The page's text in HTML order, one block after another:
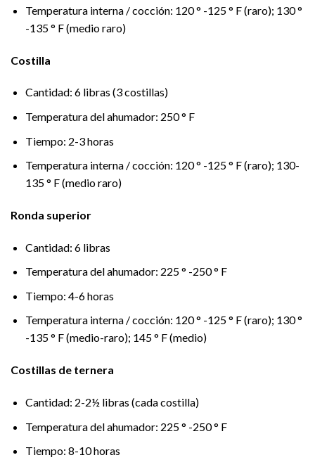
Temperatura interna / cocción: 120 ° -125 ° F (raro); 130 °
-135 ° F (medio raro)
Costilla
Cantidad: 6 libras (3 costillas)
Temperatura del ahumador: 250 ° F
Tiempo: 2-3 horas
Temperatura interna / cocción: 120 ° -125 ° F (raro); 130-
135 ° F (medio raro)
Ronda superior
Cantidad: 6 libras
Temperatura del ahumador: 225 ° -250 ° F
Tiempo: 4-6 horas
Temperatura interna / cocción: 120 ° -125 ° F (raro); 130 °
-135 ° F (medio-raro); 145 ° F (medio)
Costillas de ternera
Cantidad: 2-2½ libras (cada costilla)
Temperatura del ahumador: 225 ° -250 ° F
Tiempo: 8-10 horas